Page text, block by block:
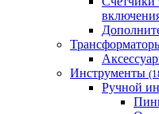
Инструменты
Ручной